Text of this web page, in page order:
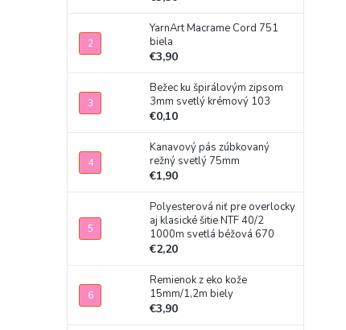
YarnArt Macrame Cord 751
biela
€3,90
Bežec ku špirálovým zipsom
3mm svetlý krémový 103
€0,10
Kanavový pás zúbkovaný
režný svetlý 75mm
€1,90
Polyesterová niť pre overlocky
aj klasické šitie NTF 40/2
1000m svetlá béžová 670
€2,20
Remienok z eko kože
15mm/1,2m biely
€3,90